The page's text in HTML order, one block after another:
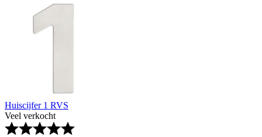
Huiscijfer 1 RVS
Veel verkocht